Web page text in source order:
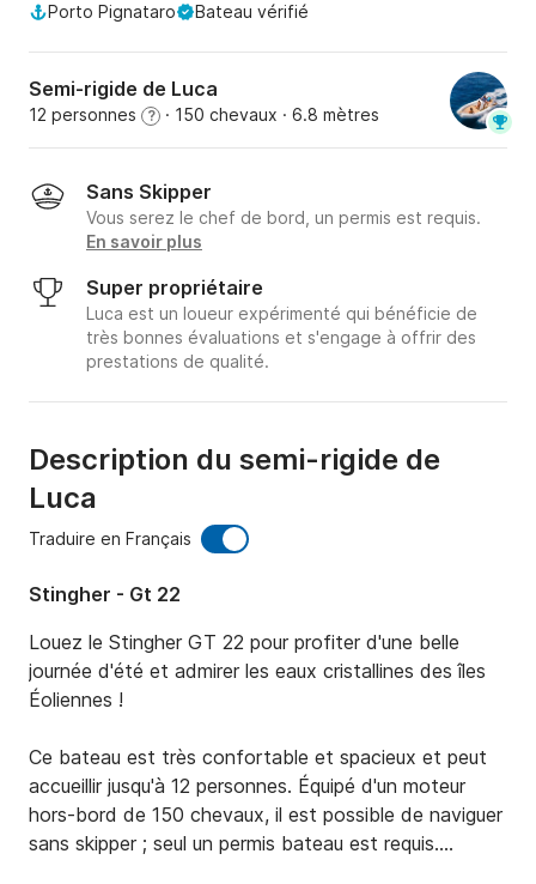
Porto Pignataro
Bateau vérifié
Semi-rigide de Luca
12 personnes ? · 150 chevaux · 6.8 mètres
Sans Skipper
Vous serez le chef de bord, un permis est requis.
En savoir plus
Super propriétaire
Luca est un loueur expérimenté qui bénéficie de
très bonnes évaluations et s'engage à offrir des
prestations de qualité.
Description du semi-rigide de
Luca
Traduire en Français
Stingher - Gt 22
Louez le Stingher GT 22 pour profiter d'une belle
journée d'été et admirer les eaux cristallines des îles
Éoliennes !
Ce bateau est très confortable et spacieux et peut
accueillir jusqu'à 12 personnes. Équipé d'un moteur
hors-bord de 150 chevaux, il est possible de naviguer
sans skipper ; seul un permis bateau est requis.